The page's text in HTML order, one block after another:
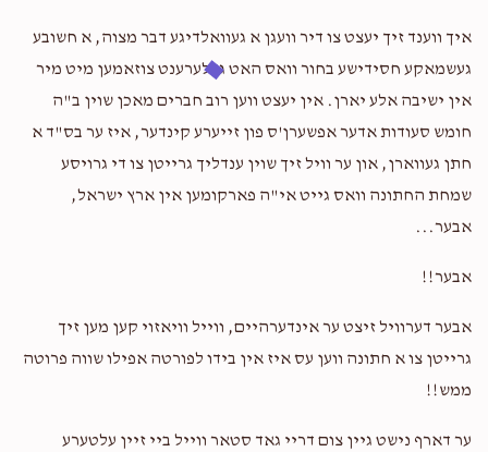
דוד אלי' האללענדער אליקים יודא ווייס
2 years ago $18.00
אליקים'ס שטארקייט ברעכט וועלטן!!!!!
מענדי קעלנער
2 years ago $18.00
קארני?
איך ווענד זיך יעצט צו דיר וועגן א געוואלדיגע דבר מצוה, א חשובע
געשמאקע חסידישע בחור וואס האט געלערענט צוזאמען מיט מיר
אין ישיבה אלע יארן. אין יעצט ווען רוב חברים מאכן שוין ב"ה
חומש סעודות אדער אפשערן'ס פון זייערע קינדער, איז ער בס"ד א
חתן געווארן, און ער וויל זיך שוין ענדליך גרייטן צו די גרויסע
שמחת החתונה וואס גייט אי"ה פארקומען אין ארץ ישראל,
אבער...
אבער!!
אבער דערוויל זיצט ער אינדערהיים, ווייל וויאזוי קען מען זיך
גרייטן צו א חתונה ווען עס איז אין בידו לפורטה אפילו שווה פרוטה
ממש!!
ער דארף נישט גיין צום דריי גאד סטאר ווייל ביי זיין עלטערע